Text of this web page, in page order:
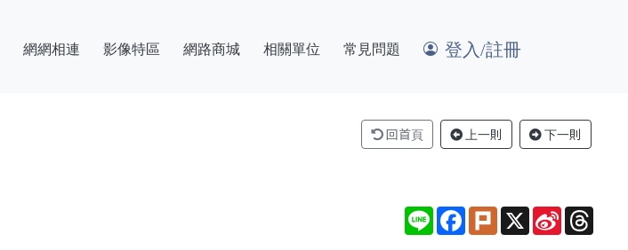
網網相連 影像特區 網路商城 相關單位 常見問題 登入/註冊
回首頁 上一則 下一則
Line Facebook
PlurkX Sina
Weibo